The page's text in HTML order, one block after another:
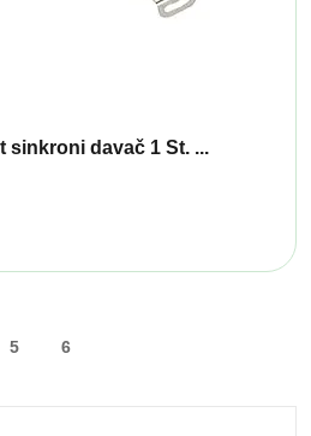
sinkroni davač 1 St. ...
5 6